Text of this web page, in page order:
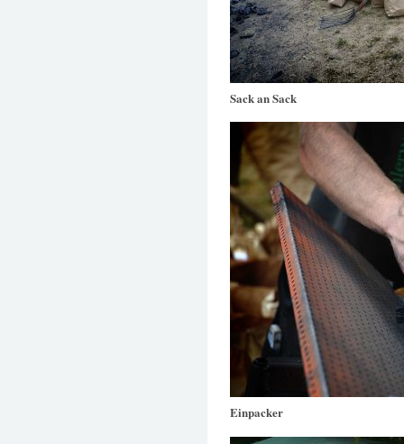
Sack an Sack
Einpacker